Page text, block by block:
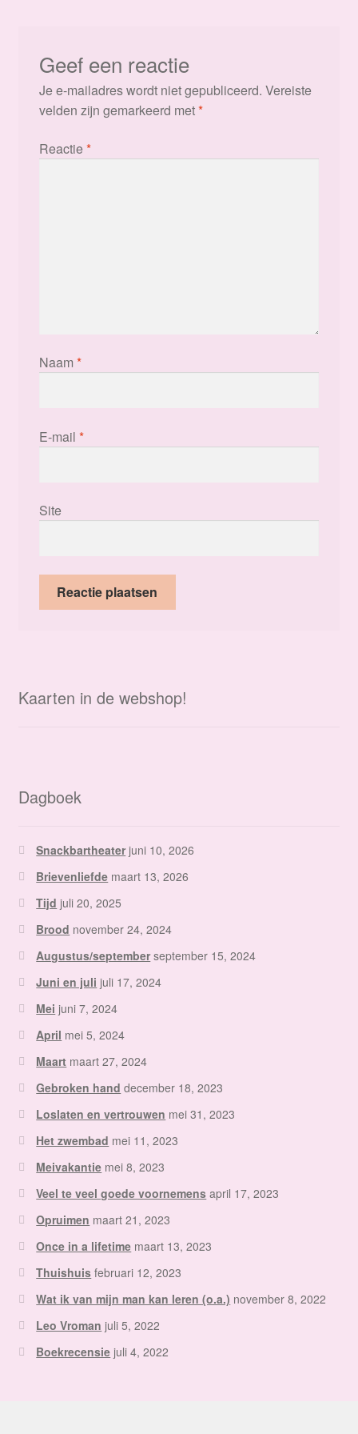
Geef een reactie
Je e-mailadres wordt niet gepubliceerd. Vereiste
velden zijn gemarkeerd met*
Reactie*
Naam *
E-mail *
Site
Kaarten in de webshop!
Dagboek
Snackbartheater juni 10, 2026
Brievenliefde maart 13, 2026
Tijd juli 20, 2025
Brood november 24, 2024
Augustus/september september 15, 2024
Juni en juli juli 17, 2024
Mei juni 7, 2024
April mei 5, 2024
Maart maart 27, 2024
Gebroken hand december 18, 2023
Loslaten en vertrouwen mei 31, 2023
Het zwembad mei 11, 2023
Meivakantie mei 8, 2023
Veel te veel goede voornemens april 17, 2023
Opruimen maart 21, 2023
Once in a lifetime maart 13, 2023
Thuishuis februari 12, 2023
Wat ik van mijn man kan leren (o.a.) november 8, 2022
Leo Vroman juli 5, 2022
Boekrecensie juli 4, 2022